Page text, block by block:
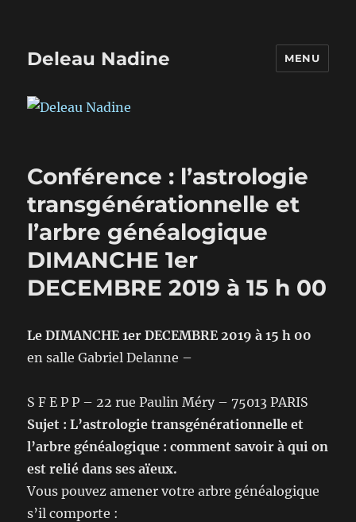
Deleau Nadine MENU
Conférence : l’astrologie
transgénérationnelle et
l’arbre généalogique
DIMANCHE 1er
DECEMBRE 2019 à 15 h 00
Le DIMANCHE 1er DECEMBRE 2019 à 15 h 00
en salle Gabriel Delanne –
S F E P P – 22 rue Paulin Méry – 75013 PARIS
Sujet : L’astrologie transgénérationnelle et
l’arbre généalogique : comment savoir à qui on
est relié dans ses aïeux.
Vous pouvez amener votre arbre généalogique
s’il comporte :